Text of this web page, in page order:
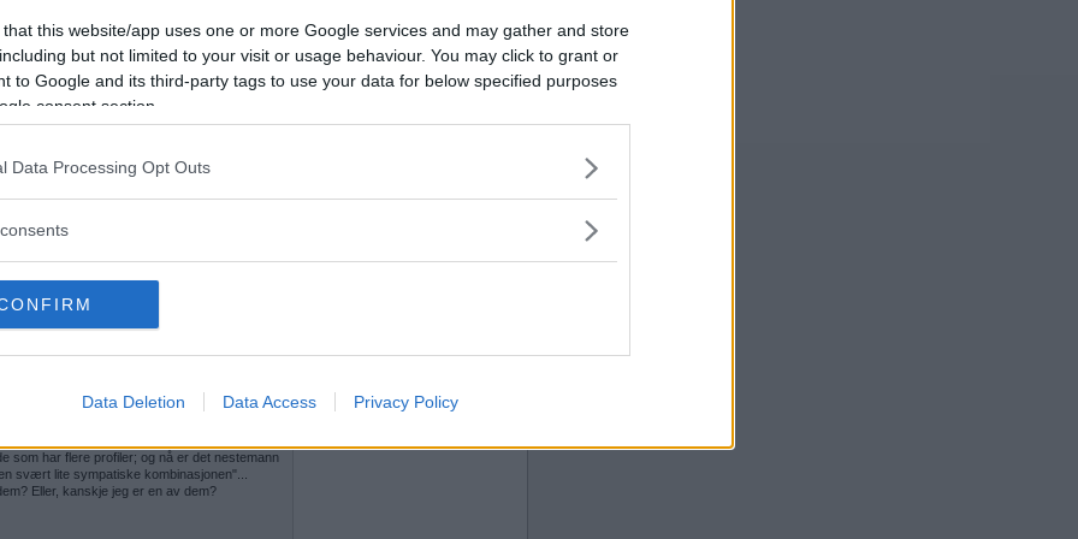
that this website/app uses one or more Google services and may gather and store
but not limited to your visit or usage behaviour. You may click to grant or
to Google and its third-party tags to use your data for below specified purposes
consent section.
Data Processing Opt Outs
Data Deletion Data Access Privacy Policy
2020-04-17 19:51
jeg fortalte om i geografitråden. En fin
men at selvtilliten blant folk er så veldig feil
av noen med den lite sympatiske
2020-04-18 11:17
som har flere profiler; og nå er det nestemann
svært lite sympatiske kombinasjonen"...
Eller, kanskje jeg er en av dem?
medlem?